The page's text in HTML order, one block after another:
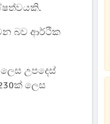
බව ආර්ථික
උපදෙස්
ලෙස